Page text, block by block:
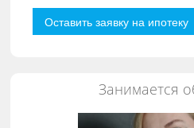
Оставить заявку на ипотеку
Занимается